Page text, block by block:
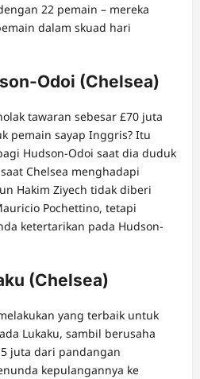
22 pemain – mereka
dalam skuad hari
Odoi (Chelsea)
tawaran sebesar £70 juta
pemain sayap Inggris? Itu
Hudson-Odoi saat dia duduk
Chelsea menghadapi
Hakim Ziyech tidak diberi
Pochettino, tetapi
ketertarikan pada Hudson-
(Chelsea)
yang terbaik untuk
Lukaku, sambil berusaha
juta dari pandangan
kepulangannya ke